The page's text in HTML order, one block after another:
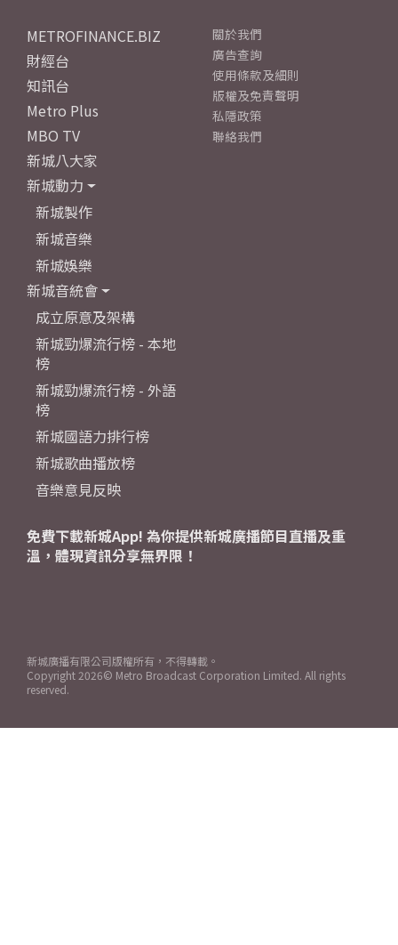
METROFINANCE.BIZ
財經台
知訊台
Metro Plus
MBO TV
新城八大家
新城動力
新城製作
新城音樂
新城娛樂
新城音統會
成立原意及架構
新城勁爆流行榜 - 本地
榜
新城勁爆流行榜 - 外語
榜
新城國語力排行榜
新城歌曲播放榜
音樂意見反映
關於我們
廣告查詢
使用條款及細則
版權及免責聲明
私隱政策
聯絡我們
免費下載新城App! 為你提供新城廣播節目直播及重
溫，體現資訊分享無界限！
新城廣播有限公司版權所有，不得轉載。
Copyright 2026© Metro Broadcast Corporation Limited. All rights
reserved.